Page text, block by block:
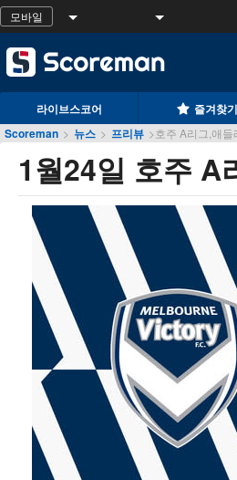
모바일
라이브스코어 즐겨찾기
Scoreman > 뉴스 > 프리뷰 >호주 A리그,애
1월24일 호주 A